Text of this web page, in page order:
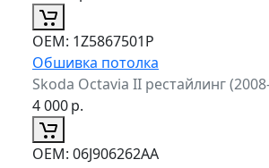
ОЕМ: 1Z5867501P
Обшивка потолка
Skoda Octavia II рестайлинг
4 000р.
ОЕМ: 06J906262AA